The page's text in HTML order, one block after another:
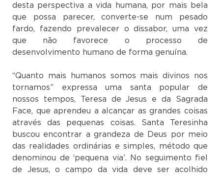
desta perspectiva a vida humana, por mais bela
que possa parecer, converte-se num pesado
fardo, fazendo prevalecer o dissabor, uma vez
que não favorece o processo de
desenvolvimento humano de forma genuína.
“Quanto mais humanos somos mais divinos nos
tornamos” expressa uma santa popular de
nossos tempos, Teresa de Jesus e da Sagrada
Face, que aprendeu a alcançar as grandes coisas
através das pequenas coisas. Santa Teresinha
buscou encontrar a grandeza de Deus por meio
das realidades ordinárias e simples, método que
denominou de ‘pequena via’. No seguimento fiel
de Jesus, o campo da vida deve ser acolhido